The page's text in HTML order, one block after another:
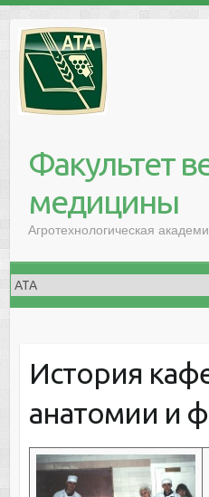
Факультет
медицины
Агротехнологическая
История
анатомии и